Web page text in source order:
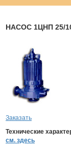
НАСОС 1ЦНП 25/
Заказать
Технические
см. здесь